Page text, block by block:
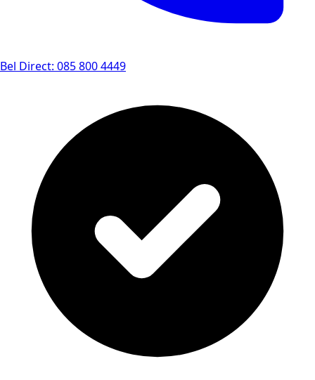
Bel Direct: 085 800 4449